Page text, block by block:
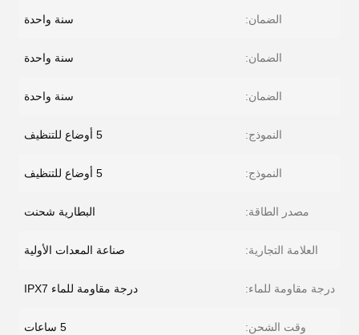
الضمان: سنة واحدة
الضمان: سنة واحدة
الضمان: سنة واحدة
النموذج: 5 أوضاع للتنظيف
النموذج: 5 أوضاع للتنظيف
مصدر الطاقة: البطارية شحنت
العلامة التجارية: صناعة المعدات الأولية
درجة مقاومة للماء: درجة مقاومة للماء IPX7
وقت الشحن: 5 ساعات